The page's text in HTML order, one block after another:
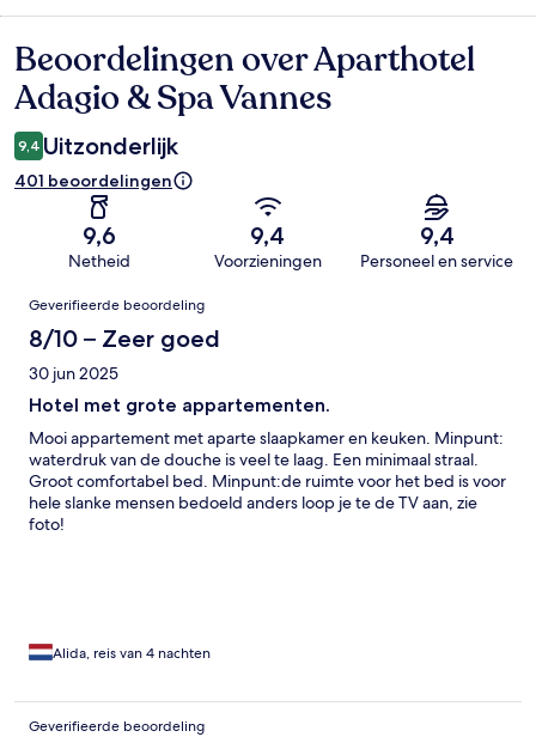
Beoordelingen
Beoordelingen over Aparthotel
Adagio & Spa Vannes
9,4 Uitzonderlijk
401 beoordelingen
9,6
Netheid
9,4
Voorzieningen
9,4
Personeel en service
Beoordelingen
Geverifieerde beoordeling
8/10 – Zeer goed
30 jun 2025
Hotel met grote appartementen.
Mooi appartement met aparte slaapkamer en keuken. Minpunt:
waterdruk van de douche is veel te laag. Een minimaal straal.
Groot comfortabel bed. Minpunt:de ruimte voor het bed is voor
hele slanke mensen bedoeld anders loop je te de TV aan, zie
foto!
Alida, reis van 4 nachten
Geverifieerde beoordeling